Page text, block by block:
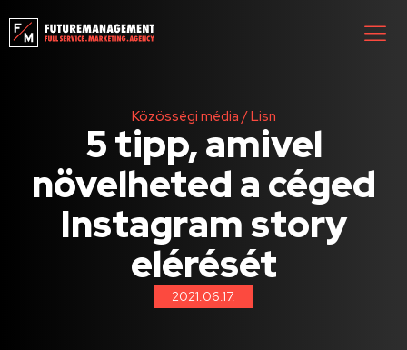
Közösségi média /Lisn
5 tipp, amivel
növelheted a céged
Instagram story
elérését
2021.06.17.